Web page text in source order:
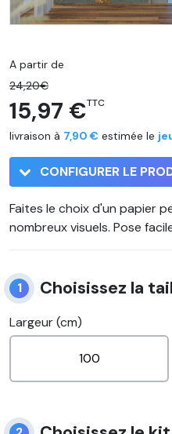
A partir de
24,20€
15,97 €TTC
livraison à 7,90 € estimée le
CONFIGURER LE
Faites le choix d'un papier
nombreux visuels. Pose
1 Choisissez la
Largeur (cm)